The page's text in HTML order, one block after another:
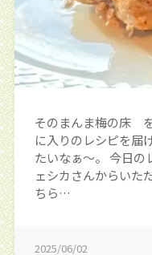
そのまんま梅の床
に入りのレシピを届
たいなぁ～。 今日
ェシカさんからい
ちら…
2025/06/02